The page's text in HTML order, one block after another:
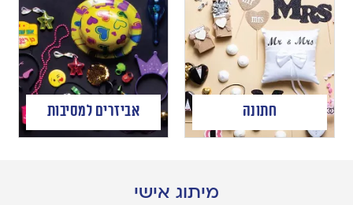
חתונה אביזרים למסיבות
מיתוג אישי